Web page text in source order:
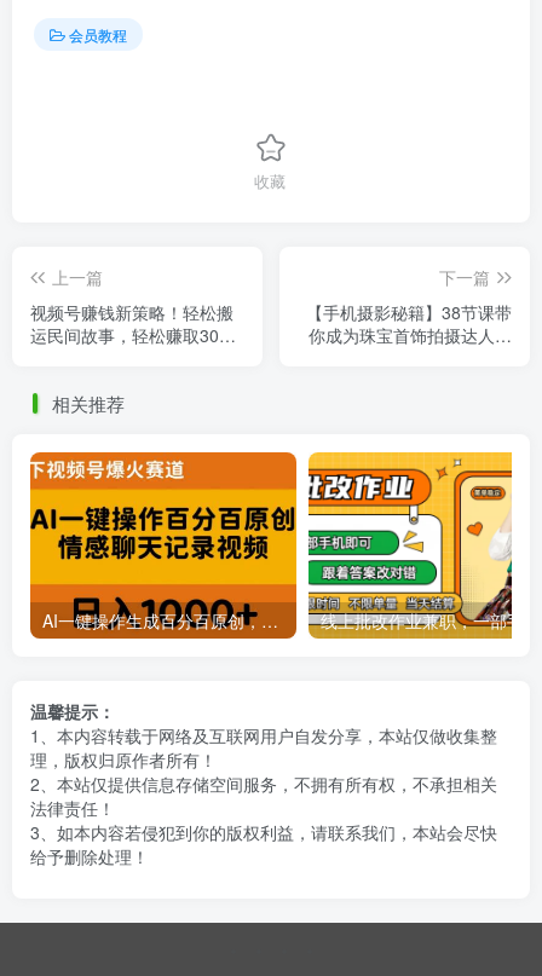
会员教程
收藏
上一篇
视频号赚钱新策略！轻松搬
运民间故事，轻松赚取3000
下一篇
【手机摄影秘籍】38节课带
你成为珠宝首饰拍摄达人，
相关推荐
AI一键操作生成百分百原创，揭秘情感聊天记录视频，当下视频号爆火新赛道
温馨提示：
1、本内容转载于网络及互联网用户自发分享，本站仅做收集整
理，版权归原作者所有！
2、本站仅提供信息存储空间服务，不拥有所有权，不承担相关
法律责任！
3、如本内容若侵犯到你的版权利益，请联系我们，本站会尽快
给予删除处理！